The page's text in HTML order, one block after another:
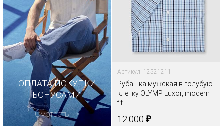
ОПЛАТА ПОКУПКИ
БОНУСАМИ
Смотреть
Артикул: 12521211
Рубашка мужская в голубую
клетку OLYMP Luxor, modern
fit
12.000 ₽